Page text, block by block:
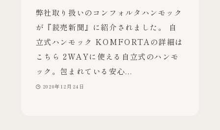
弊社取り扱いのコンフォルタハンモック
が『読売新聞』に紹介されました。 自
立式ハンモック KOMFORTAの詳細は
こちら 2WAYに使える自立式のハンモ
ック。包まれている安心...
2020年12月24日